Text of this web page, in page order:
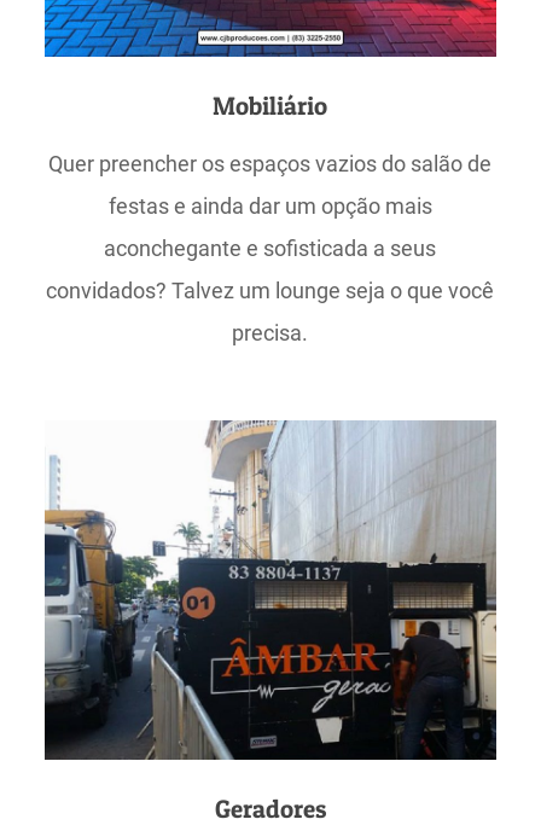
Mobiliário
Quer preencher os espaços vazios do salão de
festas e ainda dar um opção mais
aconchegante e sofisticada a seus
convidados? Talvez um lounge seja o que você
precisa.
Geradores